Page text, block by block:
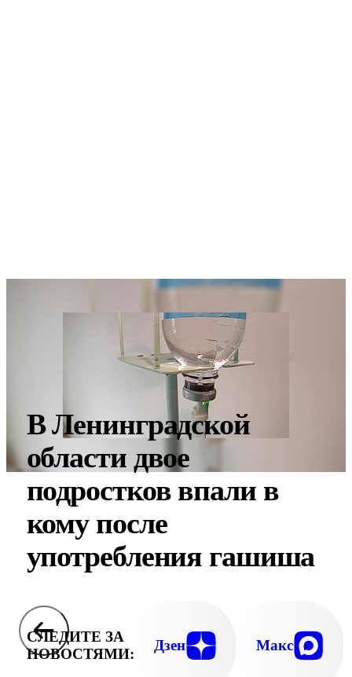
В Ленинградской
области двое
подростков впали в
кому после
употребления гашиша
СЛЕДИТЕ ЗА
НОВОСТЯМИ:
Дзен Макс